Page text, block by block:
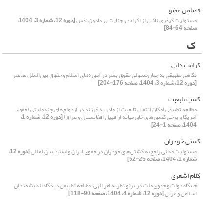
قصاص عضو
مسئولیت کیفری ناشی از اکراه در جنایت بر مادون نفس [دوره 12، شماره 3، 1404،
صفحه 64-84]
ک
کرامت ذاتی
نگاهی تطبیقی به جهان‌شمولی حقوق بشر در آموزه‌های اسلام و حقوق بین‌الملل معاصر
[دوره 12، شماره 3، 1404، صفحه 176-204]
کسب تابعیت
مطالعه تطبیقی امکان انتقال تابعیت از مادر به فرزند در ازدواج‌های چندملیتی (حقوق
آمریکا و برخی کشورهای خاورمیانه از قبیل افغانستان و عراق) [دوره 12، شماره 1،
1404، صفحه 1-24]
کشتی خودران
مسئولیت مدنی راجع‌به کشتی‌های خودران در حقوق ایران و اسناد بین‌المللی [دوره 12،
شماره 1، 1404، صفحه 25-52]
کلام اشعری
جایگاه دولت و حقوق ملت در پرتو نظریه امر الهی: مطالعه تطبیقی دیدگاه اندیشمندان
اسلامی و غربی[دوره 12، شماره 4، 1404، صفحه 90-118]